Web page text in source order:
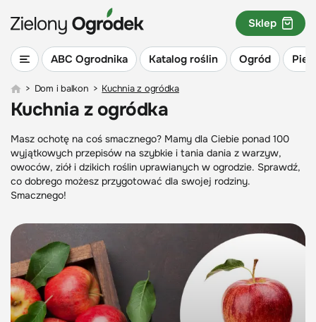
ABC Ogrodnika Katalog roślin Ogród
Sklep
> Dom i balkon > Kuchnia z ogródka
Kuchnia z ogródka
Masz ochotę na coś smacznego? Mamy dla Ciebie ponad 100
wyjątkowych przepisów na szybkie i tania dania z warzyw,
owoców, ziół i dzikich roślin uprawianych w ogrodzie. Sprawdź,
co dobrego możesz przygotować dla swojej rodziny.
Smacznego!